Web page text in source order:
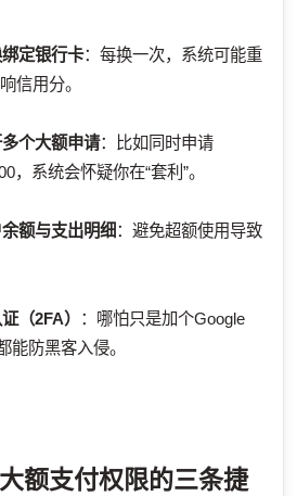
定银行卡：每换一次，系统可能重
信用分。
个大额申请：比如同时申请
，系统会怀疑你在“套利”。
额与支出明细：避免超额使用导致
（2FA）
：哪怕只是加个Google
能防黑客入侵。
额支付权限的三条捷